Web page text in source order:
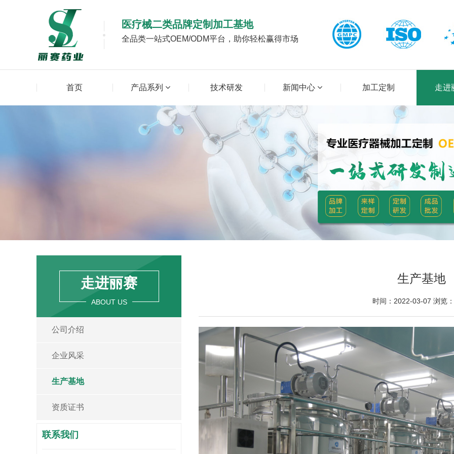
医疗械二类品牌定制加工基地
全品类一站式OEM/ODM平台，助你轻松赢得市场
首页 产品系列 技术研发 新闻中心 加工定制 走进
走进丽赛
ABOUT US
公司介绍
企业风采
生产基地
资质证书
联系我们
生产基地
时间：2022-03-07 浏览